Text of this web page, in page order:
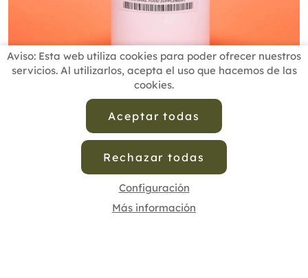
, beneficios suplementacion
Usoterapiasnaturales,Cofenat
Medicina Natural ,Medicina
Compartir Pin it
Aviso: Esta web utiliza cookies para poder ofrecer nuestros
servicios. Al utilizarlos, acepta el uso que hacemos de las
cookies.
Aceptar todas
Rechazar todas
Configuración
Más información